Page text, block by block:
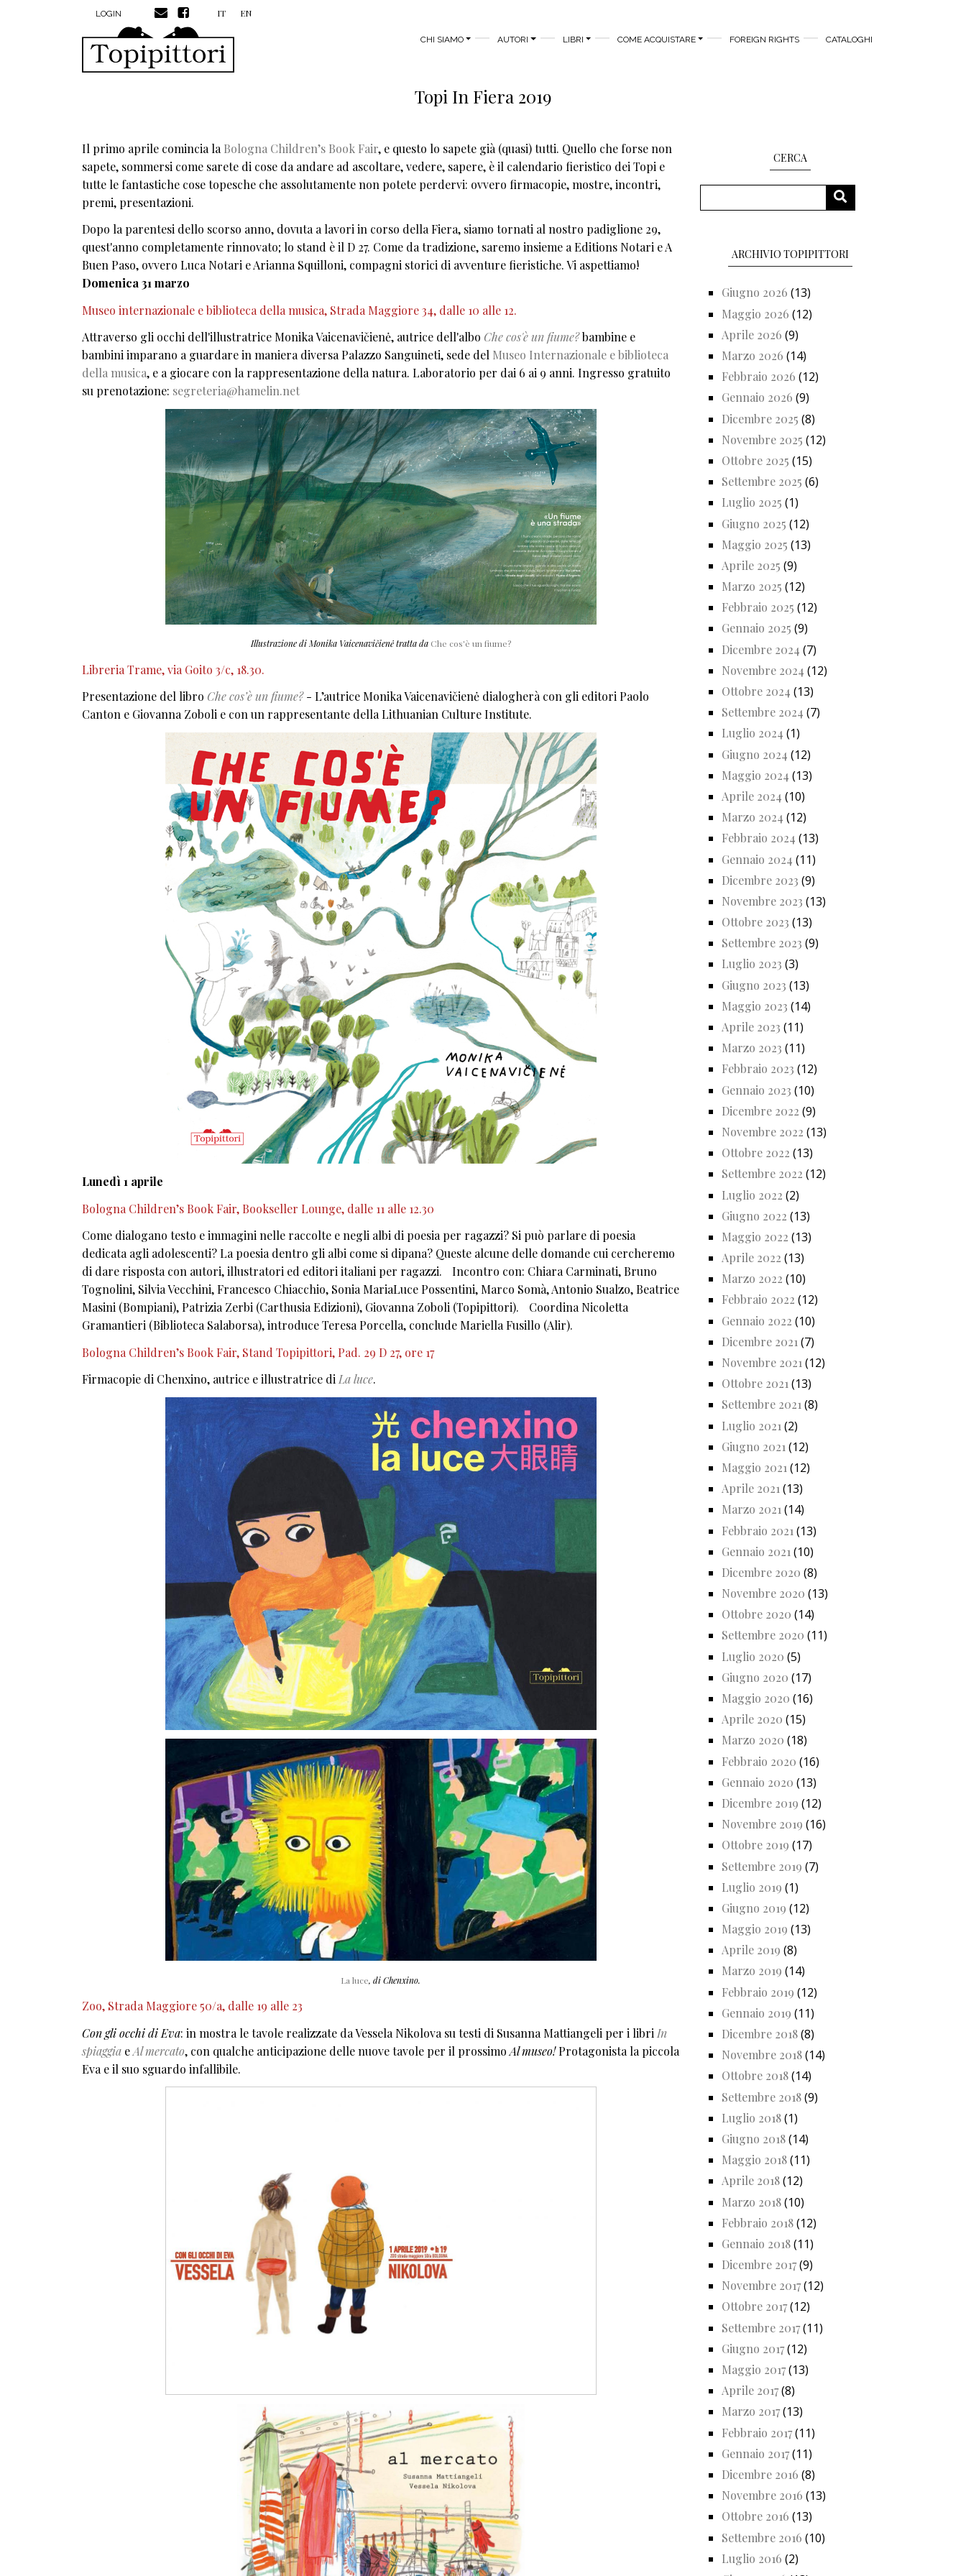
Salta al contenuto principale
MENU PROFILO UTENTE
LOGIN IT EN
MAIN MENU
CHI SIAMO AUTORI LIBRI COME ACQUISTARE FOREIGN RIGHTS CATALOGHI
Topi In Fiera 2019
Il primo aprile comincia la Bologna Children’s Book Fair, e questo lo sapete già (quasi) tutti. Quello che forse non
sapete, sommersi come sarete di cose da andare ad ascoltare, vedere, sapere, è il calendario fieristico dei Topi e
tutte le fantastiche cose topesche che assolutamente non potete perdervi: ovvero firmacopie, mostre, incontri,
premi, presentazioni.
Dopo la parentesi dello scorso anno, dovuta a lavori in corso della Fiera, siamo tornati al nostro padiglione 29,
quest'anno completamente rinnovato; lo stand è il D 27. Come da tradizione, saremo insieme a Editions Notari e A
Buen Paso, ovvero Luca Notari e Arianna Squilloni, compagni storici di avventure fieristiche.Vi aspettiamo!
Domenica 31 marzo
Museo internazionale e biblioteca della musica, Strada Maggiore 34, dalle 10 alle 12.
Attraverso gli occhi dell'illustratrice Monika Vaicenavičienė, autrice dell'albo Che cos'è un fiume?bambine e
bambini imparano a guardare in maniera diversa Palazzo Sanguineti, sede del Museo Internazionale e biblioteca
della musica, e a giocare con la rappresentazione della natura. Laboratorio per dai 6 ai 9 anni. Ingresso gratuito
su prenotazione: segreteria@hamelin.net
Illustrazione di Monika Vaicenavičienė tratta da Che cos'è un fiume?
Libreria Trame, via Goito 3/c, 18.30.
Presentazione del libro Che cos’è un fiume?- L’autrice Monika Vaicenavičienė dialogherà con gli editori Paolo
Canton e Giovanna Zoboli e con un rappresentante della Lithuanian Culture Institute.
Lunedì 1 aprile
Bologna Children’s Book Fair, Bookseller Lounge, dalle 11 alle 12.30
Come dialogano testo e immagini nelle raccolte e negli albi di poesia per ragazzi? Si può parlare di poesia
dedicata agli adolescenti? La poesia dentro gli albi come si dipana? Queste alcune delle domande cui cercheremo
di dare risposta con autori, illustratori ed editori italiani per ragazzi. Incontro con: Chiara Carminati, Bruno
Tognolini, Silvia Vecchini, Francesco Chiacchio, Sonia MariaLuce Possentini, Marco Somà, Antonio Sualzo, Beatrice
Masini (Bompiani), Patrizia Zerbi (Carthusia Edizioni), Giovanna Zoboli (Topipittori). Coordina Nicoletta
Gramantieri (Biblioteca Salaborsa), introduce Teresa Porcella, conclude Mariella Fusillo (Alir).
Bologna Children’s Book Fair, Stand Topipittori, Pad. 29 D 27, ore 17
Firmacopie di Chenxino, autrice e illustratrice di La luce.
La luce, di Chenxino.
Zoo, Strada Maggiore 50/a, dalle 19 alle 23
Con gli occhi di Eva: in mostra le tavole realizzate da Vessela Nikolova su testi di Susanna Mattiangeli per i libri In
spiaggia eAl mercato, con qualche anticipazione delle nuove tavole per il prossimo Al museo!Protagonista la piccola
Eva e il suo sguardo infallibile.
CERCA
CERCA
ARCHIVIO TOPIPITTORI
Giugno 2026 (13)
Maggio 2026 (12)
Aprile 2026 (9)
Marzo 2026 (14)
Febbraio 2026 (12)
Gennaio 2026 (9)
Dicembre 2025 (8)
Novembre 2025 (12)
Ottobre 2025 (15)
Settembre 2025 (6)
Luglio 2025 (1)
Giugno 2025 (12)
Maggio 2025 (13)
Aprile 2025 (9)
Marzo 2025 (12)
Febbraio 2025 (12)
Gennaio 2025 (9)
Dicembre 2024 (7)
Novembre 2024 (12)
Ottobre 2024 (13)
Settembre 2024 (7)
Luglio 2024 (1)
Giugno 2024 (12)
Maggio 2024 (13)
Aprile 2024 (10)
Marzo 2024 (12)
Febbraio 2024 (13)
Gennaio 2024 (11)
Dicembre 2023 (9)
Novembre 2023 (13)
Ottobre 2023 (13)
Settembre 2023 (9)
Luglio 2023 (3)
Giugno 2023 (13)
Maggio 2023 (14)
Aprile 2023 (11)
Marzo 2023 (11)
Febbraio 2023 (12)
Gennaio 2023 (10)
Dicembre 2022 (9)
Novembre 2022 (13)
Ottobre 2022 (13)
Settembre 2022 (12)
Luglio 2022 (2)
Giugno 2022 (13)
Maggio 2022 (13)
Aprile 2022 (13)
Marzo 2022 (10)
Febbraio 2022 (12)
Gennaio 2022 (10)
Dicembre 2021 (7)
Novembre 2021 (12)
Ottobre 2021(13)
Settembre 2021(8)
Luglio 2021 (2)
Giugno 2021 (12)
Maggio 2021 (12)
Aprile 2021 (13)
Marzo 2021(14)
Febbraio 2021 (13)
Gennaio 2021 (10)
Dicembre 2020 (8)
Novembre 2020 (13)
Ottobre 2020 (14)
Settembre 2020 (11)
Luglio 2020 (5)
Giugno 2020 (17)
Maggio 2020 (16)
Aprile 2020 (15)
Marzo 2020 (18)
Febbraio 2020 (16)
Gennaio 2020 (13)
Dicembre 2019 (12)
Novembre 2019 (16)
Ottobre 2019 (17)
Settembre 2019 (7)
Luglio 2019 (1)
Giugno 2019 (12)
Maggio 2019 (13)
Aprile 2019 (8)
Marzo 2019 (14)
Febbraio 2019 (12)
Gennaio 2019 (11)
Dicembre 2018(8)
Novembre 2018(14)
Ottobre 2018(14)
Settembre 2018(9)
Luglio 2018(1)
Giugno 2018(14)
Maggio 2018(11)
Aprile 2018(12)
Marzo 2018(10)
Febbraio 2018(12)
Gennaio 2018(11)
Dicembre 2017(9)
Novembre 2017(12)
Ottobre 2017(12)
Settembre 2017(11)
Giugno 2017(12)
Maggio 2017(13)
Aprile 2017(8)
Marzo 2017(13)
Febbraio 2017(11)
Gennaio 2017(11)
Dicembre 2016 (8)
Novembre 2016 (13)
Ottobre 2016 (13)
Settembre 2016 (10)
Luglio 2016 (2)